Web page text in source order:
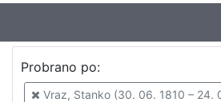
Jezik
hrvatski
Probrano po:
Vraz, Stanko (30. 06. 1810 – 24.